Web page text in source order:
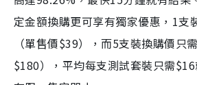
定金額換購更可享有獨家優惠，1支
（單售價$39），而5支裝換購價只
$180），平均每支測試套裝只需